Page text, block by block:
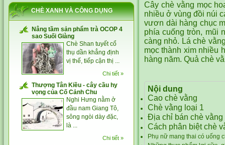
CHÈ XANH VÀ CÔNG DỤNG
Nâng tầm sản phẩm trà OCOP 4
sao Suối Giàng
Chè Shan tuyết cổ
thụ dần khẳng định
vị thế, tiếp cận thị ...
Chi tiết »
Thượng Tân Kiều - cây cầu hy
vọng của Cố Cảnh Chu
Nghi Hưng nằm ở
đầu nam Giang Tô,
sông ngòi dày đặc,
là ...
Chi tiết »
Cây chè vằng mọc
nhiều ở vùng đồi núi
vươn dài hàng chục
phía cuống tròn, mũi
càng nhỏ. Lá chè
mọc thành xim nhiều
hàng năm. Quả chè
Nội dung
Cao chè vằng
Chè vằng loại 1
Địa chỉ bán chè vằng
Cách phân biệt chè
Phụ nữ mang thai có uống